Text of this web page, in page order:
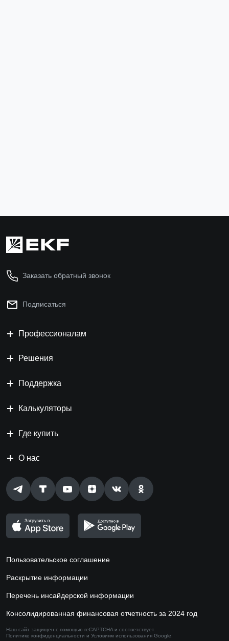
Заказать обратный звонок
Подписаться
Профессионалам
Решения
Поддержка
Калькуляторы
Где купить
О нас
Пользовательское соглашение
Раскрытие информации
Перечень инсайдерской информации
Консолидированная финансовая отчетность за 2024 год
Наш сайт защищен с помощью reCAPTCHA и соответствует
Политике конфиденциальности и Условиям использования Google.